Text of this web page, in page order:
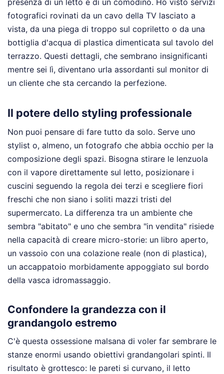
fotografici rovinati da un cavo della TV lasciato a
vista, da una piega di troppo sul copriletto o da una
bottiglia d'acqua di plastica dimenticata sul tavolo del
terrazzo. Questi dettagli, che sembrano insignificanti
mentre sei lì, diventano urla assordanti sul monitor di
un cliente che sta cercando la perfezione.
Il potere dello styling professionale
Non puoi pensare di fare tutto da solo. Serve uno
stylist o, almeno, un fotografo che abbia occhio per la
composizione degli spazi. Bisogna stirare le lenzuola
con il vapore direttamente sul letto, posizionare i
cuscini seguendo la regola dei terzi e scegliere fiori
freschi che non siano i soliti mazzi tristi del
supermercato. La differenza tra un ambiente che
sembra "abitato" e uno che sembra "in vendita" risiede
nella capacità di creare micro-storie: un libro aperto,
un vassoio con una colazione reale (non di plastica),
un accappatoio morbidamente appoggiato sul bordo
della vasca idromassaggio.
Confondere la grandezza con il
grandangolo estremo
C'è questa ossessione malsana di voler far sembrare le
stanze enormi usando obiettivi grandangolari spinti. Il
risultato è grottesco: le pareti si curvano, il letto